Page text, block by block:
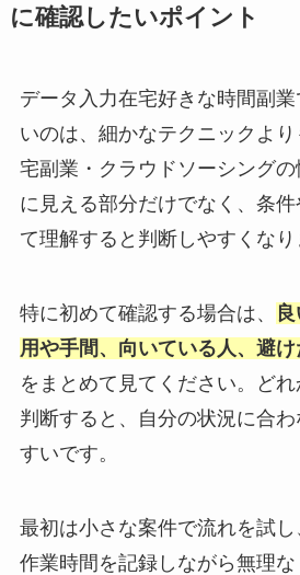
に確認したいポイント
データ入力在宅好きな時間副
いのは、細かなテクニックよ
宅副業・クラウドソーシング
に見える部分だけでなく、条
て理解すると判断しやすくなり
特に初めて確認する場合は、
用や手間、向いている人、避
をまとめて見てください。ど
判断すると、自分の状況に合
すいです。
最初は小さな案件で流れを試
作業時間を記録しながら無理な